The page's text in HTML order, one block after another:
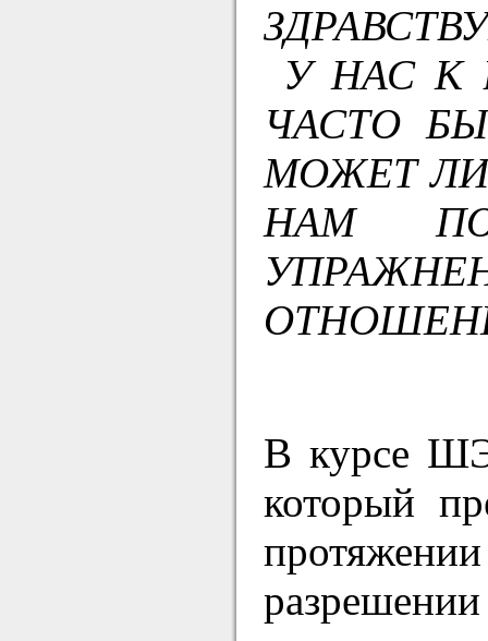
У НАС К
ЧАСТО
МОЖЕТ ЛИ
НАМ
В курсе
который